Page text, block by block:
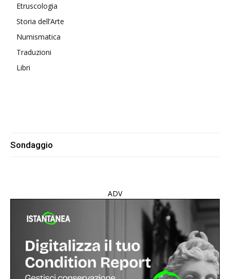
Etruscologia
Storia dell’Arte
Numismatica
Traduzioni
Libri
Sondaggio
ADV